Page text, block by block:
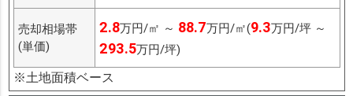
売却相場帯
(単価)
2.8万円/㎡ ～ 88.7万円/㎡(9.3万円/坪 ～
293.5万円/坪)
※土地面積ベース